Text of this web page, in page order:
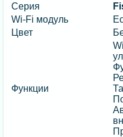
Серия
Wi-Fi модуль
Цвет
Функции